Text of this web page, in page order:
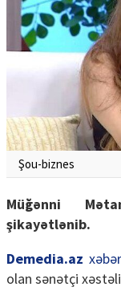
Şou-biznes
Müğənni
şikayətlənib.
Demedia.az xəbər
olan sənətçi